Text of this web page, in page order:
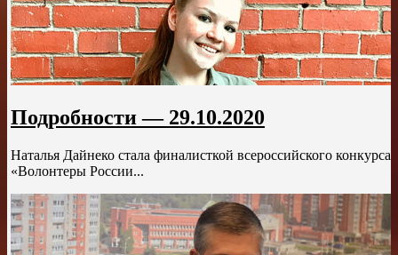
Подробности — 29.10.2020
Наталья Дайнеко стала финалисткой всероссийского конкурса
«Волонтеры России...